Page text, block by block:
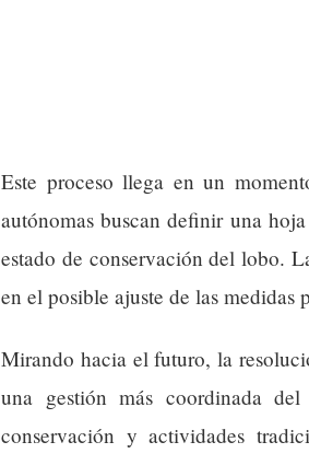
Este proceso llega en un
autónomas buscan definir una
estado de conservación del lobo.
en el posible ajuste de las medidas
Mirando hacia el futuro, la
una gestión más coordinada
conservación y actividades